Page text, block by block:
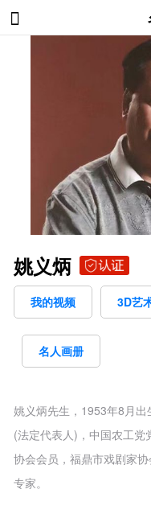
姚义炳
我的视频 3D艺
名人画册
姚义炳先生，1953年8月
(法定代表人)，中国农工党
协会会员，福鼎市戏剧家
专家。